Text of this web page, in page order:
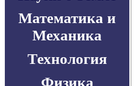
Математика и
Механика
Технология
Физика